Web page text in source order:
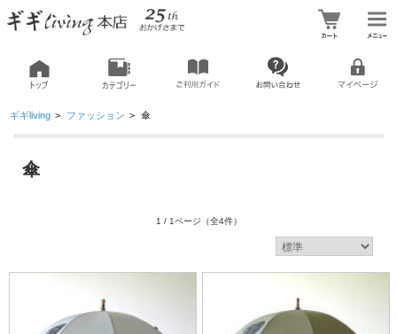
ギギliving > ファッション > 傘
傘
1 / 1ページ （全4件）